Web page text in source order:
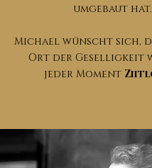
umgebaut hat.
Michael wünscht sich,
Ort der Geselligkeit
jeder Moment